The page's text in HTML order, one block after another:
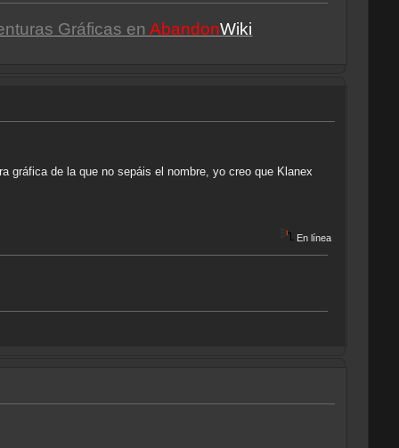
Gráficas enAbandonWiki
de la que no sepáis el nombre, yo creo que Klanex
En línea